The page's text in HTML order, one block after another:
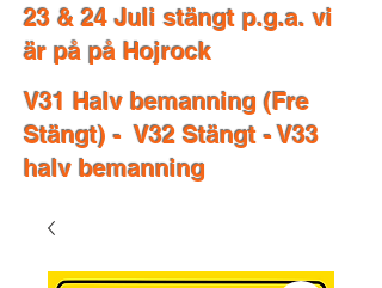
23 & 24 Juli stängt p.g.a. vi
är på på Hojrock
V31 Halv bemanning (Fre
Stängt) - V32 Stängt - V33
halv bemanning